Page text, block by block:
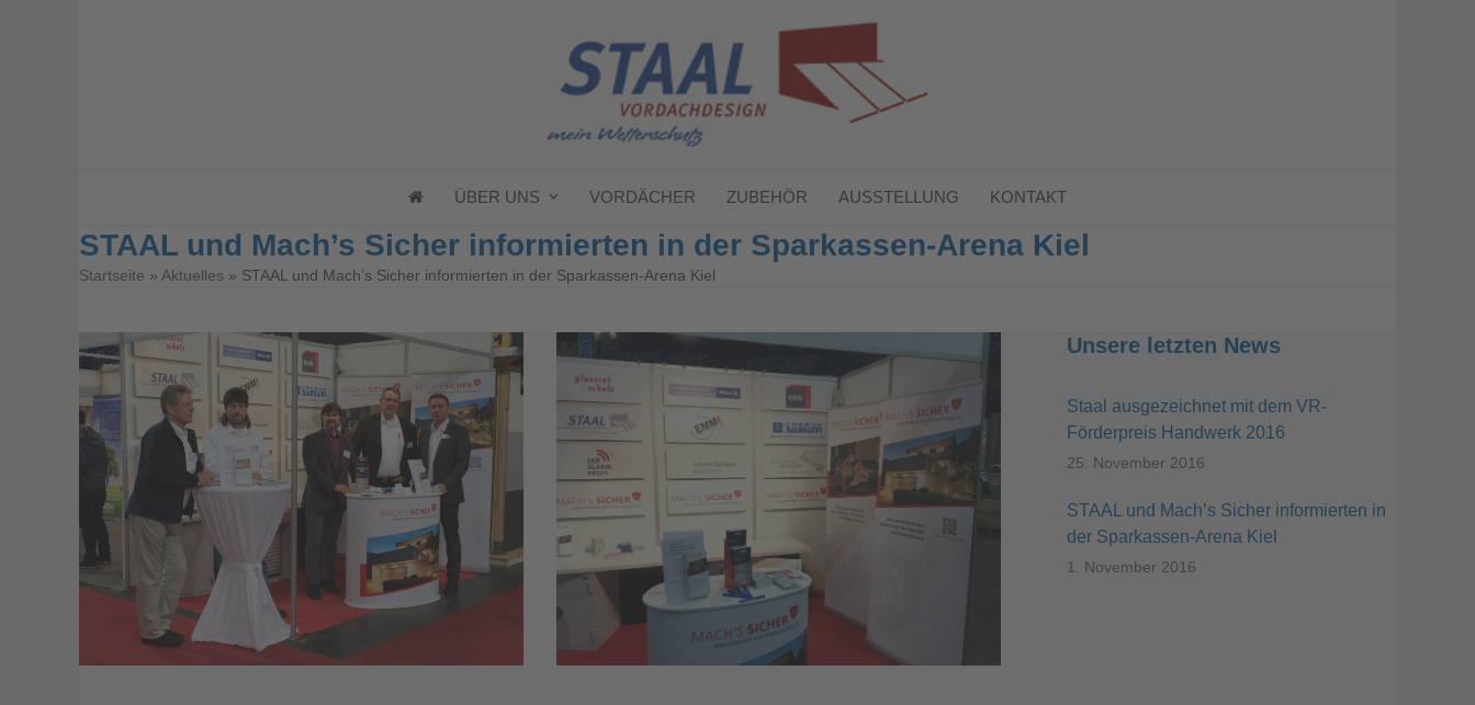
ÜBER UNS VORDÄCHER ZUBEHÖR AUSSTELLUNG KONTAKT
STAAL und Mach’s Sicher informierten in der Sparkassen-Arena Kiel
Startseite » Aktuelles » STAAL und Mach’s Sicher informierten in der Sparkassen-Arena Kiel
Unsere letzten News
Staal ausgezeichnet mit dem VR-
Förderpreis Handwerk 2016
25. November 2016
STAAL und Mach’s Sicher informierten in
der Sparkassen-Arena Kiel
1. November 2016